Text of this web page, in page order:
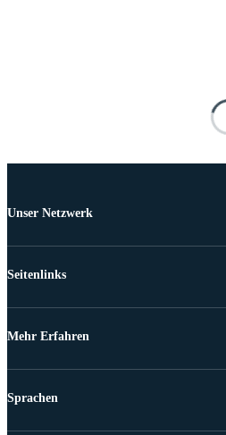
Unser Netzwerk
Seitenlinks
Mehr Erfahren
Sprachen